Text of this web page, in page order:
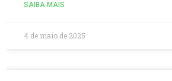
SAIBA MAIS
4 de maio de 2025